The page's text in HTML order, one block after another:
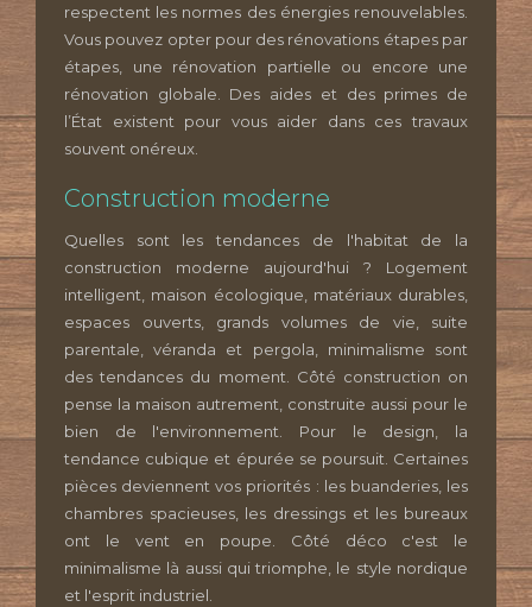
respectent les normes des énergies renouvelables.
Vous pouvez opter pour des rénovations étapes par
étapes, une rénovation partielle ou encore une
rénovation globale. Des aides et des primes de
l’État existent pour vous aider dans ces travaux
souvent onéreux.
Construction moderne
Quelles sont les tendances de l'habitat de la
construction moderne aujourd'hui ? Logement
intelligent, maison écologique, matériaux durables,
espaces ouverts, grands volumes de vie, suite
parentale, véranda et pergola, minimalisme sont
des tendances du moment. Côté construction on
pense la maison autrement, construite aussi pour le
bien de l'environnement. Pour le design, la
tendance cubique et épurée se poursuit. Certaines
pièces deviennent vos priorités : les buanderies, les
chambres spacieuses, les dressings et les bureaux
ont le vent en poupe. Côté déco c'est le
minimalisme là aussi qui triomphe, le style nordique
et l'esprit industriel.